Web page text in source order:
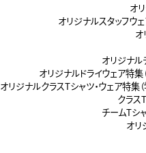
オ
オリジナルスタッフウ
オ
オリジナル
オリジナルドライウェア特集
オリジナルクラスTシャツ・ウェア特集
クラス
チームTシ
オリ